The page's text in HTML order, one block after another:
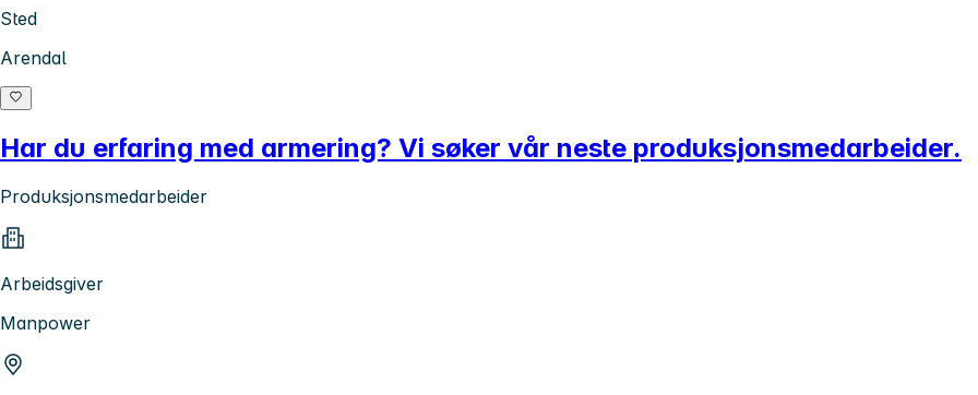
Sted
Arendal
Har du erfaring med armering? Vi søker vår neste produksjonsmedarbeider.
Produksjonsmedarbeider
Arbeidsgiver
Manpower